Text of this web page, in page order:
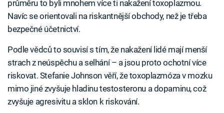
průměru to byli mnohem více ti nakažení toxoplazmou.
Navíc se orientovali na riskantnější obchody, než je třeba
bezpečné účetnictví.
Podle vědců to souvisí s tím, že nakažení lidé mají menší
strach z neúspěchu a selhání – a jsou proto ochotní více
riskovat. Stefanie Johnson věří, že toxoplazmóza v mozku
mimo jiné zvyšuje hladinu testosteronu a dopaminu, což
zvyšuje agresivitu a sklon k riskování.